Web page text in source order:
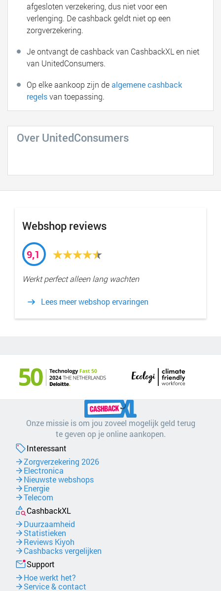
afgesloten verzekering, dus niet voor een
verlenging. De cashback geldt niet op een
zorgverzekering.
Je ontvangt de cashback van CashbackXL en niet
van UnitedConsumers.
Op elke aankoop zijn dealgemene cashback
regelsvan toepassing.
Over UnitedConsumers
Webshop reviews
9,1
Werkt perfect alleen lang wachten
Lees meer webshop ervaringen
Onze missie is om jou zoveel mogelijk geld terug
te geven op je online aankopen.
Interessant
Zorgverzekering 2026
Electronica
Nieuwste webshops
Energie
Telecom
CashbackXL
Duurzaamheid
Statistieken
Reviews Kiyoh
Cashbacks vergelijken
Support
Hoe werkt het?
Service & contact